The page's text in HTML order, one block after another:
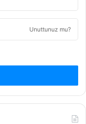
Unuttunuz mu?